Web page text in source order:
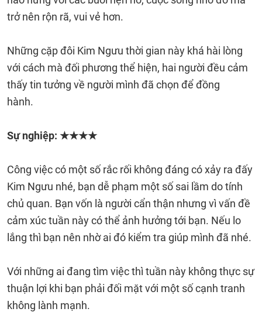
trở nên rộn rã, vui vẻ hơn.
Những cặp đôi Kim Ngưu thời gian này khá hài lòng
với cách mà đối phương thể hiện, hai người đều cảm
thấy tin tưởng về người mình đã chọn để đồng
hành.
Sự nghiệp: ★★★★
Công việc có một số rắc rối không đáng có xảy ra đấy
Kim Ngưu nhé, bạn dễ phạm một số sai lầm do tính
chủ quan. Bạn vốn là người cẩn thận nhưng vì vấn đề
cảm xúc tuần này có thể ảnh hưởng tới bạn. Nếu lo
lắng thì bạn nên nhờ ai đó kiểm tra giúp mình đã nhé.
Với những ai đang tìm việc thì tuần này không thực sự
thuận lợi khi bạn phải đối mặt với một số cạnh tranh
không lành mạnh.